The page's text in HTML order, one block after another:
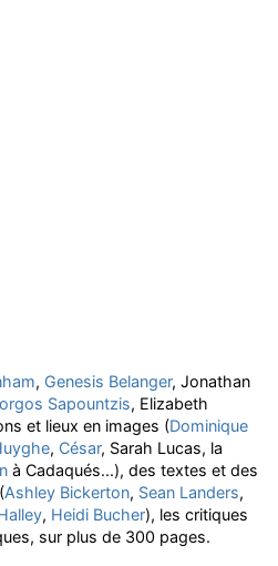
, Genesis Belanger, Jonathan
Sapountzis, Elizabeth
et lieux en images (Dominique
, César, Sarah Lucas, la
à Cadaqués...), des textes et des
Ashley Bickerton, Sean Landers,
, Heidi Bucher), les critiques
sur plus de 300 pages.